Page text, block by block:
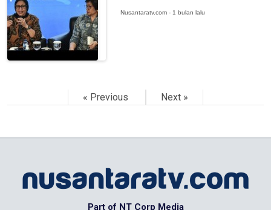
Nusantaratv.com - 1 bulan lalu
« Previous Next »
Part of NT Corp Media